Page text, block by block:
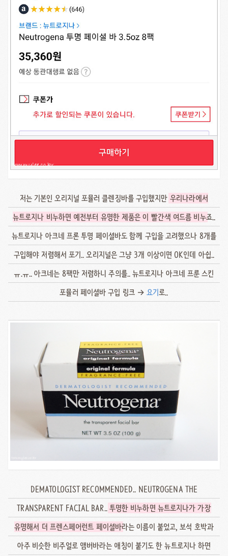
저는 기본인 오리지널 포뮬러 클렌징바를 구입했지만 우리나라에서
뉴트로지나 비누하면 예전부터 유명한 제품은 이 빨간색 여드름 비누죠..
뉴트로지나 아크네 프론 투명 페이셜바도 함께 구입을 고려했으나 8개를
구입해야 저렴해서 포기.. 오리지널은 그냥 3개 이상이면 OK인데 아쉽..
ㅠ.ㅠ.. 아크네는 8팩만 저렴하니 주의를.. 뉴트로지나 아크네 프룬 스킨
포뮬러 페이셜바 구입 링크 →요기로..
DEMATOLOGIST RECOMMENDED.. NEUTROGENA THE
TRANSPARENT FACIAL BAR..투명한 비누하면 뉴트로지나가 가장
유명해서 더 프렌스페어런트 페이셜바라는 이름이 붙었고, 보석 호박과
아주 비슷한 비주얼로 앰버바라는 애칭이 붙기도 한 뉴트로지나 하면